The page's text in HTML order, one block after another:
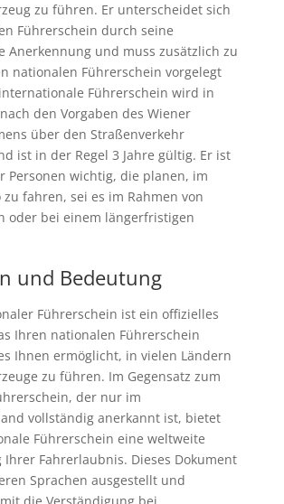
zu führen. Er unterscheidet sich
Führerschein durch seine
Anerkennung und muss zusätzlich zu
nationalen Führerschein vorgelegt
Führerschein wird in
den Vorgaben des Wiener
über den Straßenverkehr
ist in der Regel 3 Jahre gültig. Er ist
Personen wichtig, die planen, im
fahren, sei es im Rahmen von
oder bei einem längerfristigen
und Bedeutung
Führerschein ist ein offizielles
Ihren nationalen Führerschein
Ihnen ermöglicht, in vielen Ländern
zu führen. Im Gegensatz zum
der nur im
vollständig anerkannt ist, bietet
Führerschein eine weltweite
Ihrer Fahrerlaubnis. Dieses Dokument
Sprachen ausgestellt und